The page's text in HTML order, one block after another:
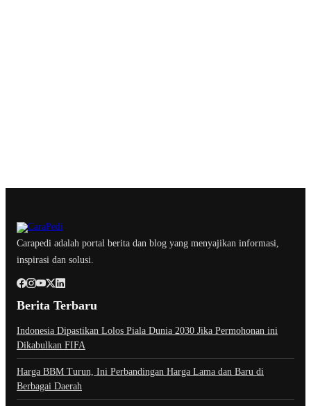
Carapedi adalah portal berita dan blog yang menyajikan informasi,
inspirasi dan solusi.
Berita Terbaru
Indonesia Dipastikan Lolos Piala Dunia 2030 Jika Permohonan ini
Dikabulkan FIFA
Harga BBM Turun, Ini Perbandingan Harga Lama dan Baru di
Berbagai Daerah